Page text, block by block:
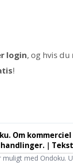
login, og hvis du
!
Om
｜
med Ondoku.